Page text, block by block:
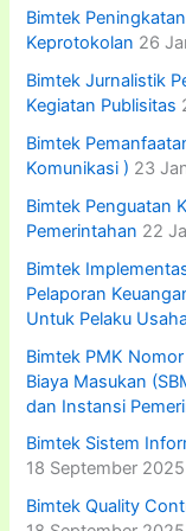
:Bimtek
Keprotokolan 26
Bimtek Jurnalistik
Kegiatan Publisitas
Bimtek
Komunikasi ) 23
Bimtek Penguatan
Pemerintahan 22
Bimtek
Pelaporan
Untuk Pelaku
Bimtek PMK
Biaya Masukan
dan Instansi
Bimtek Sistem
18 September 2025
Bimtek Quality